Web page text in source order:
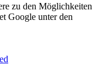
zu den Möglichkeiten
Google unter den